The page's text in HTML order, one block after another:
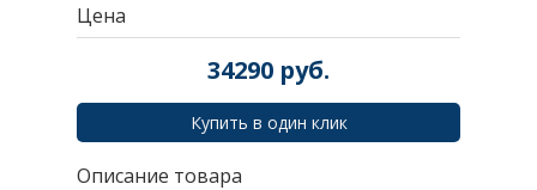
Цена
34290 руб.
Купить в один клик
Описание товара